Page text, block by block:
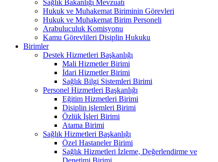
Sağlık Bakanlığı Mevzuatı
Hukuk ve Muhakemat Biriminin Görevleri
Hukuk ve Muhakemat Birim Personeli
Arabuluculuk Komisyonu
Kamu Görevlileri Disiplin Hukuku
Birimler
Destek Hizmetleri Başkanlığı
Mali Hizmetler Birimi
İdari Hizmetler Birimi
Sağlık Bilgi Sistemleri Birimi
Personel Hizmetleri Başkanlığı
Eğitim Hizmetleri Birimi
Disiplin işlemleri Birimi
Özlük İşleri Birimi
Atama Birimi
Sağlık Hizmetleri Başkanlığı
Özel Hastaneler Birimi
Sağlık Hizmetleri İzleme, Değerlendirme ve
Denetimi Birimi